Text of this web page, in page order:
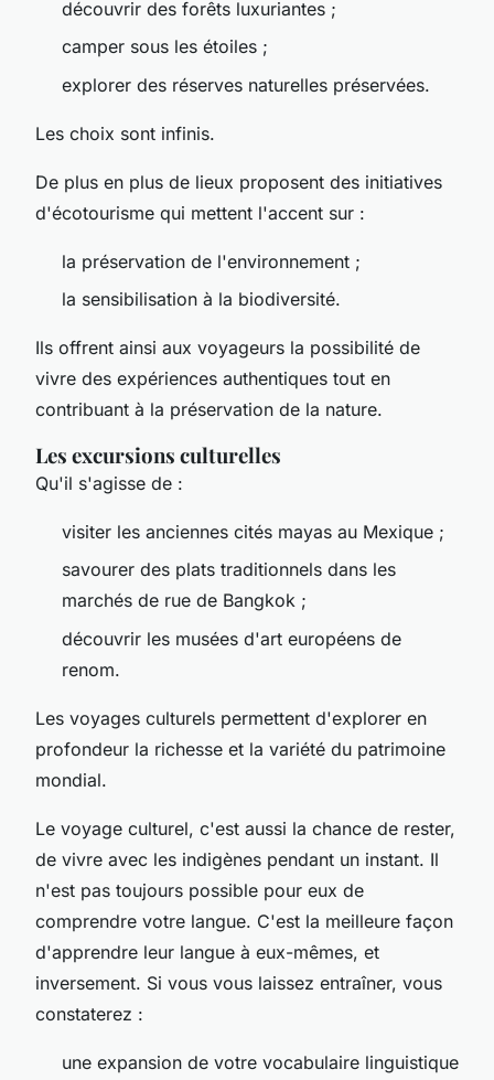
découvrir des forêts luxuriantes ;
camper sous les étoiles ;
explorer des réserves naturelles préservées.
Les choix sont infinis.
De plus en plus de lieux proposent des initiatives
d'écotourisme qui mettent l'accent sur :
la préservation de l'environnement ;
la sensibilisation à la biodiversité.
Ils offrent ainsi aux voyageurs la possibilité de
vivre des expériences authentiques tout en
contribuant à la préservation de la nature.
Les excursions culturelles
Qu'il s'agisse de :
visiter les anciennes cités mayas au Mexique ;
savourer des plats traditionnels dans les
marchés de rue de Bangkok ;
découvrir les musées d'art européens de
renom.
Les voyages culturels permettent d'explorer en
profondeur la richesse et la variété du patrimoine
mondial.
Le voyage culturel, c'est aussi la chance de rester,
de vivre avec les indigènes pendant un instant. Il
n'est pas toujours possible pour eux de
comprendre votre langue. C'est la meilleure façon
d'apprendre leur langue à eux-mêmes, et
inversement. Si vous vous laissez entraîner, vous
constaterez :
une expansion de votre vocabulaire linguistique